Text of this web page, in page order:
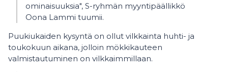
ominaisuuksia", S-ryhmän myyntipäällikkö
Oona Lammi tuumii.
Puukiukaiden kysyntä on ollut vilkkainta huhti- ja
toukokuun aikana, jolloin mökkikauteen
valmistautuminen on vilkkaimmillaan.